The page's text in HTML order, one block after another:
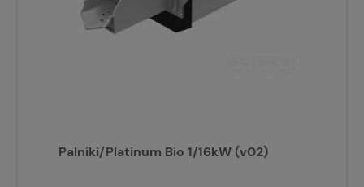
Palniki/Platinum Bio 1/16kW (v02)